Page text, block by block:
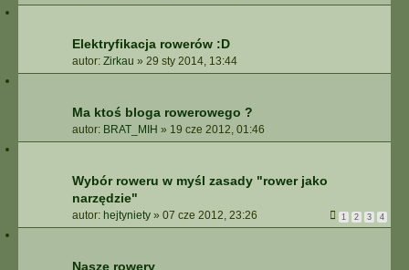
Elektryfikacja rowerów :D
autor: Zirkau » 29 sty 2014, 13:44
Ma ktoś bloga rowerowego ?
autor: BRAT_MIH » 19 cze 2012, 01:46
Wybór roweru w myśl zasady "rower jako
narzędzie"
autor: hejtyniety » 07 cze 2012, 23:26 1 2 3 4
Nasze rowery